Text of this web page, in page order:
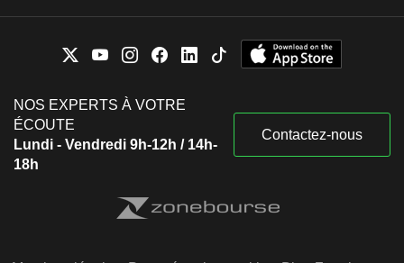
NOS EXPERTS À VOTRE
ÉCOUTE
Lundi - Vendredi 9h-12h / 14h-
18h
Contactez-nous